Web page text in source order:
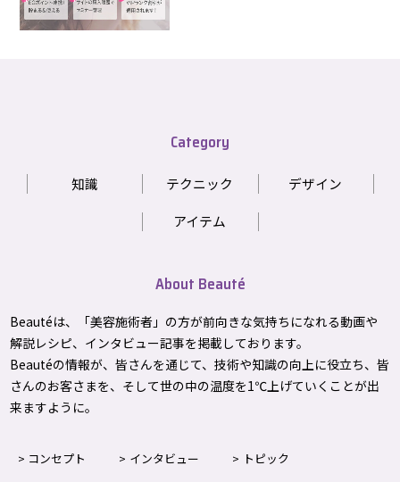
Category
知識 テクニック デザイン
アイテム
About Beauté
Beautéは、「美容施術者」の方が前向きな気持ちになれる動画や
解説レシピ、インタビュー記事を掲載しております。
Beautéの情報が、皆さんを通じて、技術や知識の向上に役立ち、皆
さんのお客さまを、そして世の中の温度を1℃上げていくことが出
来ますように。
コンセプト インタビュー トピック